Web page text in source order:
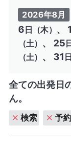
2026年8月
6 日（木） 、
（土） 、 25
（土） 、 31
全ての出発日
ん。
検索 予約